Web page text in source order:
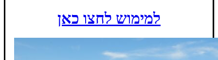
למימוש לחצו כאן